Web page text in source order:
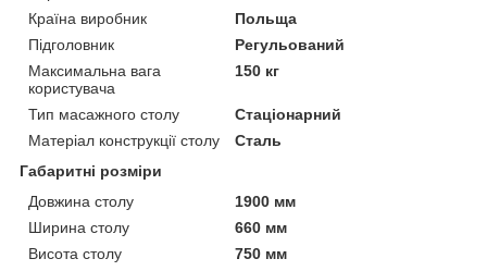
Країна виробник
Польща
Підголовник
Регульований
Максимальна вага
користувача
150 кг
Тип масажного столу
Стаціонарний
Матеріал конструкції столу
Сталь
Габаритні розміри
Довжина столу
1900 мм
Ширина столу
660 мм
Висота столу
750 мм